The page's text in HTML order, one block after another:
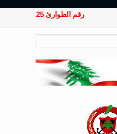
رقم الطوارئ 125